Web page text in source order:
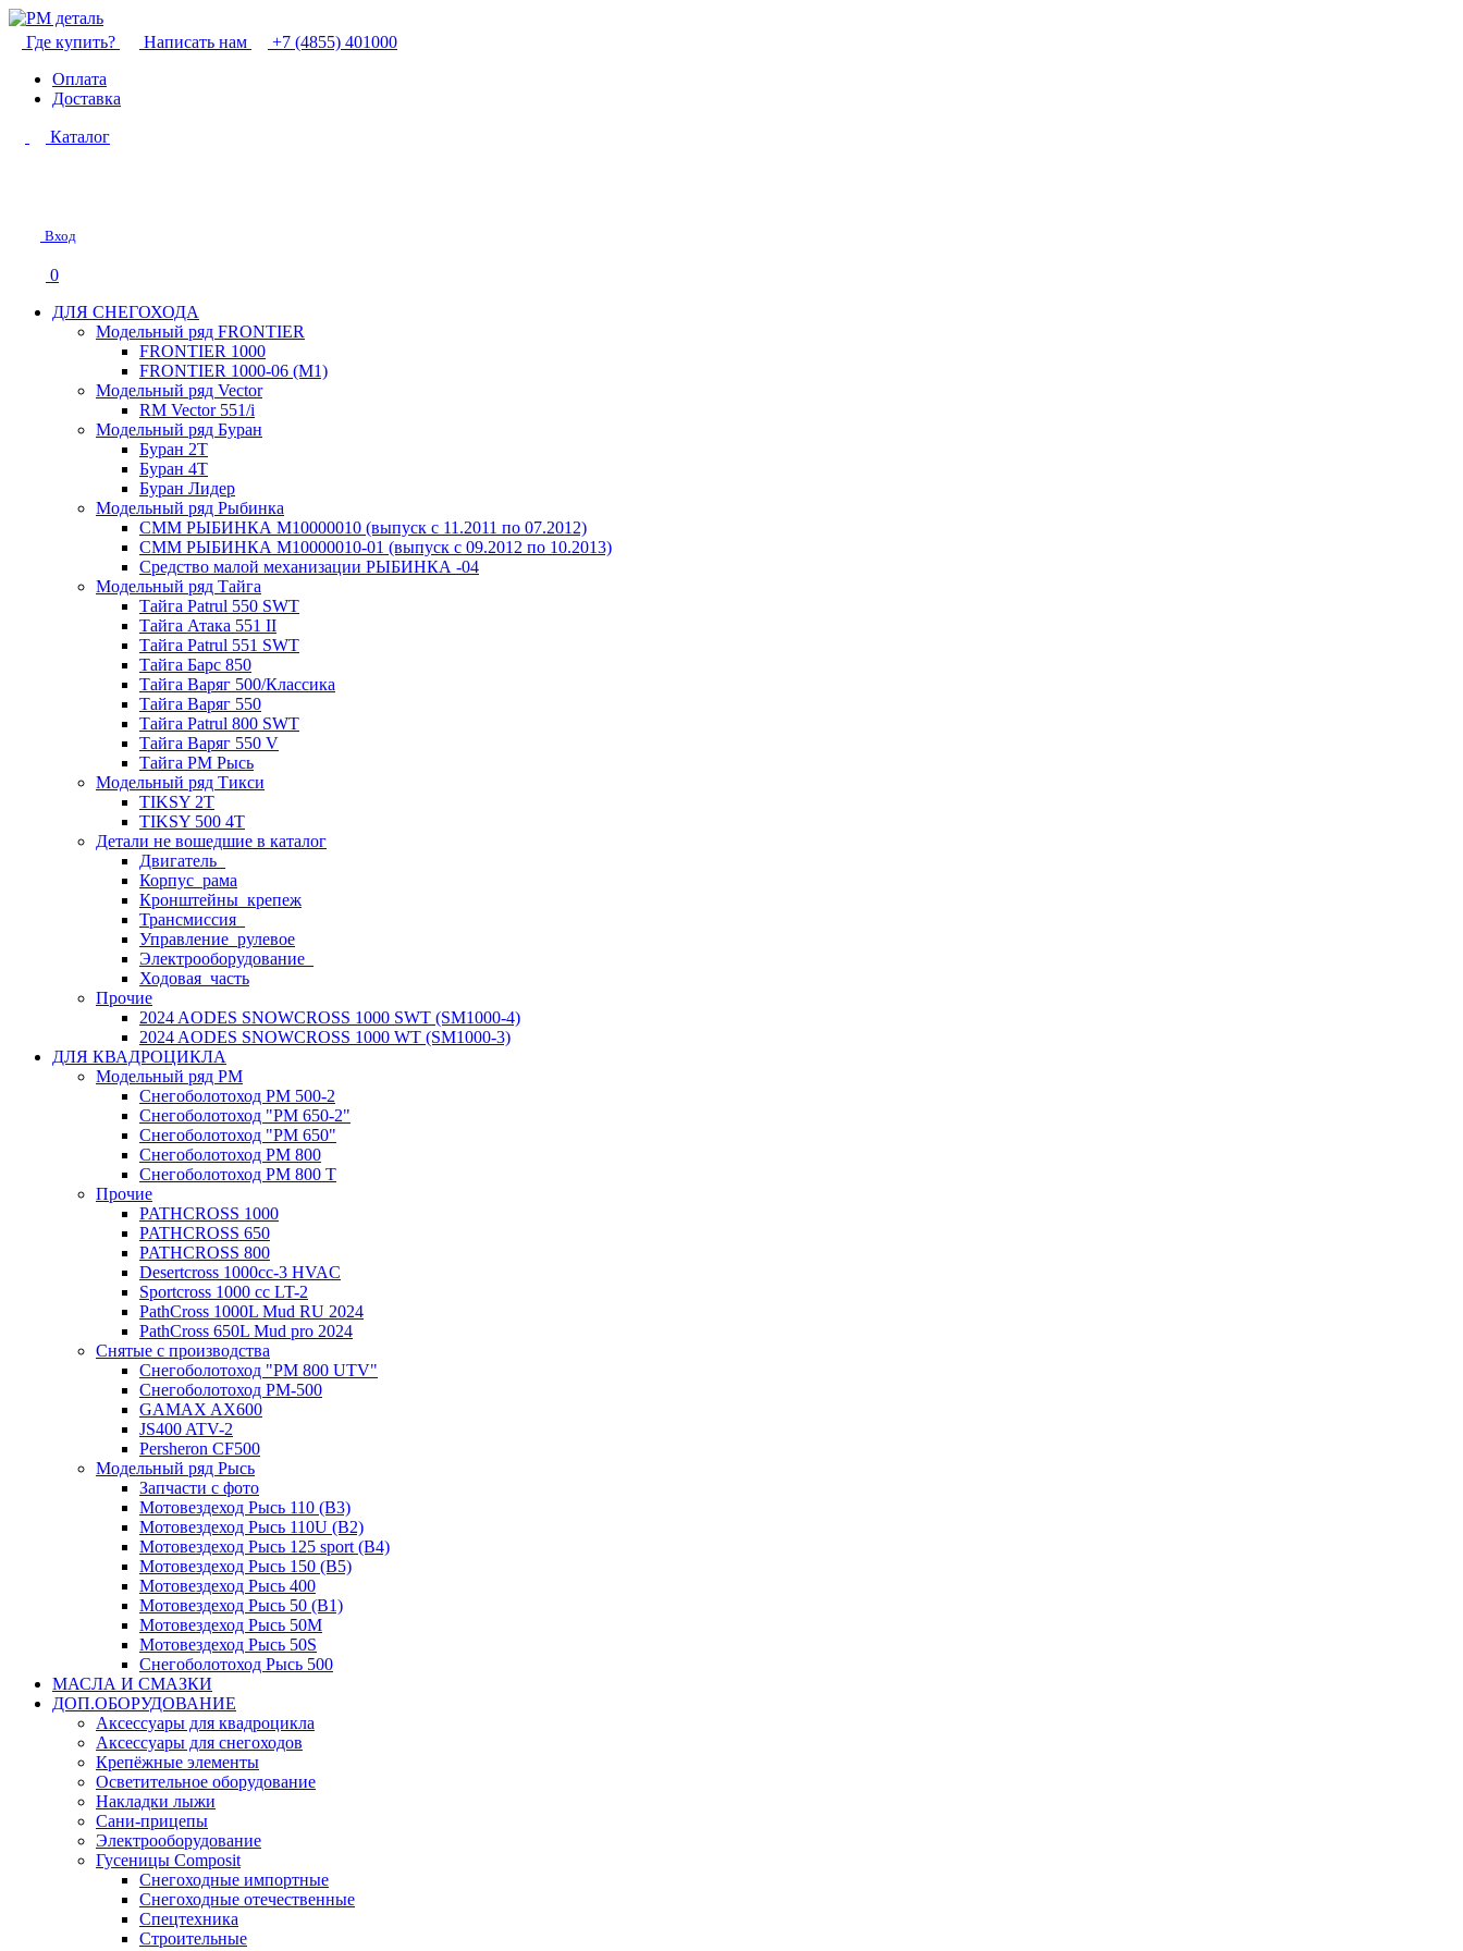
Где купить? Написать нам
+7 (4855) 401000
Оплата
Доставка
Каталог
Вход
0
ДЛЯ СНЕГОХОДА
Модельный ряд FRONTIER
FRONTIER 1000
FRONTIER 1000-06 (М1)
Модельный ряд Vector
RM Vector 551/i
Модельный ряд Буран
Буран 2Т
Буран 4Т
Буран Лидер
Модельный ряд Рыбинка
СММ РЫБИНКА M10000010 (выпуск с 11.2011 по 07.2012)
СММ РЫБИНКА M10000010-01 (выпуск с 09.2012 по 10.2013)
Средство малой механизации РЫБИНКА -04
Модельный ряд Тайга
Тайга Patrul 550 SWT
Тайга Атака 551 II
Тайга Patrul 551 SWT
Тайга Барс 850
Тайга Варяг 500/Классика
Тайга Варяг 550
Тайга Patrul 800 SWT
Тайга Варяг 550 V
Тайга РМ Рысь
Модельный ряд Тикси
TIKSY 2T
TIKSY 500 4T
Детали не вошедшие в каталог
Двигатель_
Корпус_рама
Кронштейны_крепеж
Трансмиссия_
Управление_рулевое
Электрооборудование_
Ходовая_часть
Прочие
2024 AODES SNOWCROSS 1000 SWT (SM1000-4)
2024 AODES SNOWCROSS 1000 WT (SM1000-3)
ДЛЯ КВАДРОЦИКЛА
Модельный ряд РМ
Снегоболотоход РМ 500-2
Снегоболотоход "РМ 650-2"
Снегоболотоход "РМ 650"
Снегоболотоход РМ 800
Снегоболотоход РМ 800 Т
Прочие
PATHCROSS 1000
PATHCROSS 650
PATHCROSS 800
Desertcross 1000cc-3 HVAC
Sportcross 1000 cc LT-2
PathCross 1000L Mud RU 2024
PathCross 650L Mud pro 2024
Снятые с производства
Снегоболотоход "РМ 800 UTV"
Снегоболотоход РМ-500
GAMAX AX600
JS400 ATV-2
Persheron CF500
Модельный ряд Рысь
Запчасти с фото
Мотовездеход Рысь 110 (B3)
Мотовездеход Рысь 110U (B2)
Мотовездеход Рысь 125 sport (B4)
Мотовездеход Рысь 150 (B5)
Мотовездеход Рысь 400
Мотовездеход Рысь 50 (B1)
Мотовездеход Рысь 50M
Мотовездеход Рысь 50S
Снегоболотоход Рысь 500
МАСЛА И СМАЗКИ
ДОП.ОБОРУДОВАНИЕ
Аксессуары для квадроцикла
Аксессуары для снегоходов
Крепёжные элементы
Осветительное оборудование
Накладки лыжи
Сани-прицепы
Электрооборудование
Гусеницы Composit
Снегоходные импортные
Снегоходные отечественные
Спецтехника
Строительные